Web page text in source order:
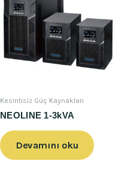
Kesintisiz Güç Kaynakları
NEOLINE 1-3kVA
Devamını oku